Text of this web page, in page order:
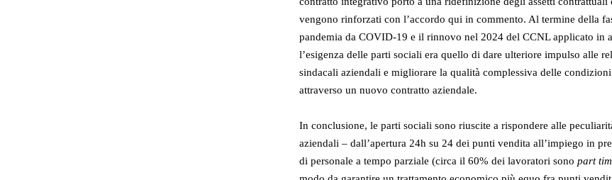
vengono rinforzati con l’accordo qui in commento. Al termine della
pandemia da COVID-19 e il rinnovo nel 2024 del CCNL applicato in
l’esigenza delle parti sociali era quello di dare ulteriore impulso alle
sindacali aziendali e migliorare la qualità complessiva delle
attraverso un nuovo contratto aziendale.
In conclusione, le parti sociali sono riuscite a rispondere alle
aziendali – dall’apertura 24h su 24 dei punti vendita all’impiego in
di personale a tempo parziale (circa il 60% dei lavoratori sono part